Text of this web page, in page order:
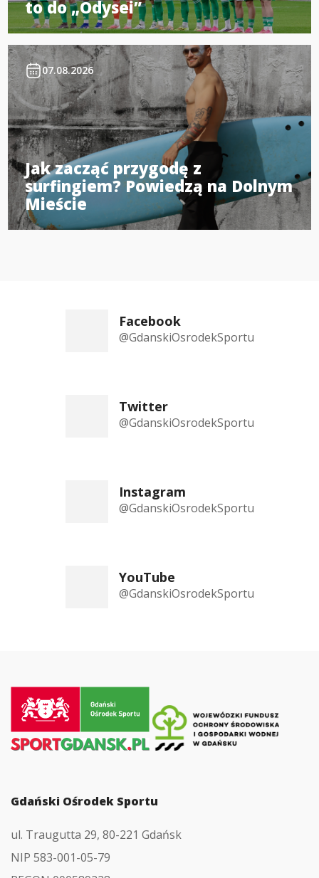
to do „Odysei”
07.08.2026
Jak zacząć przygodę z
surfingiem? Powiedzą na Dolnym
Mieście
Facebook
@GdanskiOsrodekSportu
Twitter
@GdanskiOsrodekSportu
Instagram
@GdanskiOsrodekSportu
YouTube
@GdanskiOsrodekSportu
do
strony
głównej
Gdański Ośrodek Sportu
ul. Traugutta 29, 80-221 Gdańsk
NIP 583-001-05-79